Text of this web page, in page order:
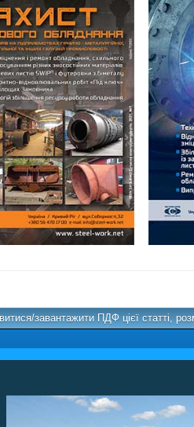
завантажити ПДФ цієї статті,